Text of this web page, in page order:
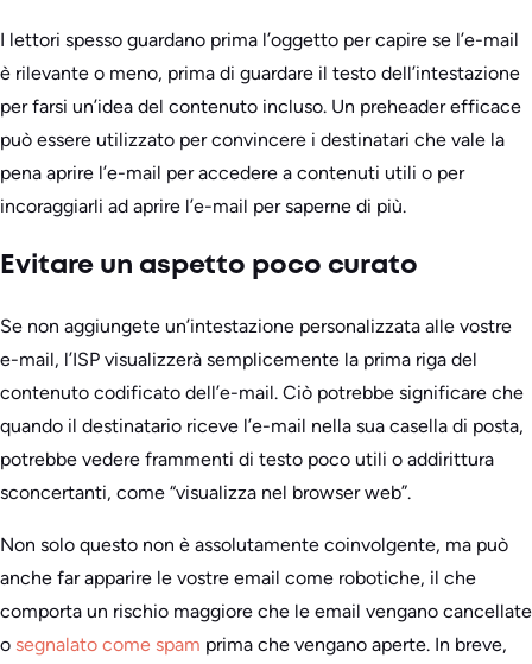
I lettori spesso guardano prima l’oggetto per capire se l’e-mail
è rilevante o meno, prima di guardare il testo dell’intestazione
per farsi un’idea del contenuto incluso. Un preheader efficace
può essere utilizzato per convincere i destinatari che vale la
pena aprire l’e-mail per accedere a contenuti utili o per
incoraggiarli ad aprire l’e-mail per saperne di più.
Evitare un aspetto poco curato
Se non aggiungete un’intestazione personalizzata alle vostre
e-mail, l’ISP visualizzerà semplicemente la prima riga del
contenuto codificato dell’e-mail. Ciò potrebbe significare che
quando il destinatario riceve l’e-mail nella sua casella di posta,
potrebbe vedere frammenti di testo poco utili o addirittura
sconcertanti, come “visualizza nel browser web”.
Non solo questo non è assolutamente coinvolgente, ma può
anche far apparire le vostre email come robotiche, il che
comporta un rischio maggiore che le email vengano cancellate
o segnalato come spam prima che vengano aperte. In breve,